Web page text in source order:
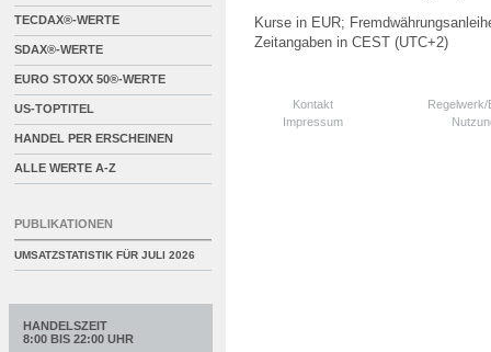
Kurse in EUR;
Zeitangaben in CEST (UTC+2)
Kontakt
Impressum
TECDAX®-WERTE
SDAX®-WERTE
EURO STOXX 50®-WERTE
US-TOPTITEL
HANDEL PER ERSCHEINEN
ALLE WERTE A-Z
PUBLIKATIONEN
UMSATZSTATISTIK FÜR JULI 2026
HANDELSZEIT
8:00 BIS 22:00 UHR